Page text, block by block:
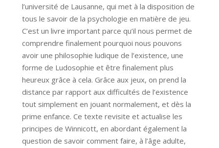
l’université de Lausanne, qui met à la disposition de
tous le savoir de la psychologie en matière de jeu.
C’est un livre important parce qu’il nous permet de
comprendre finalement pourquoi nous pouvons
avoir une philosophie ludique de l’existence, une
forme de Ludosophie et être finalement plus
heureux grâce à cela. Grâce aux jeux, on prend la
distance par rapport aux difficultés de l’existence
tout simplement en jouant normalement, et dès la
prime enfance. Ce texte revisite et actualise les
principes de Winnicott, en abordant également la
question de savoir comment faire, à l’âge adulte,